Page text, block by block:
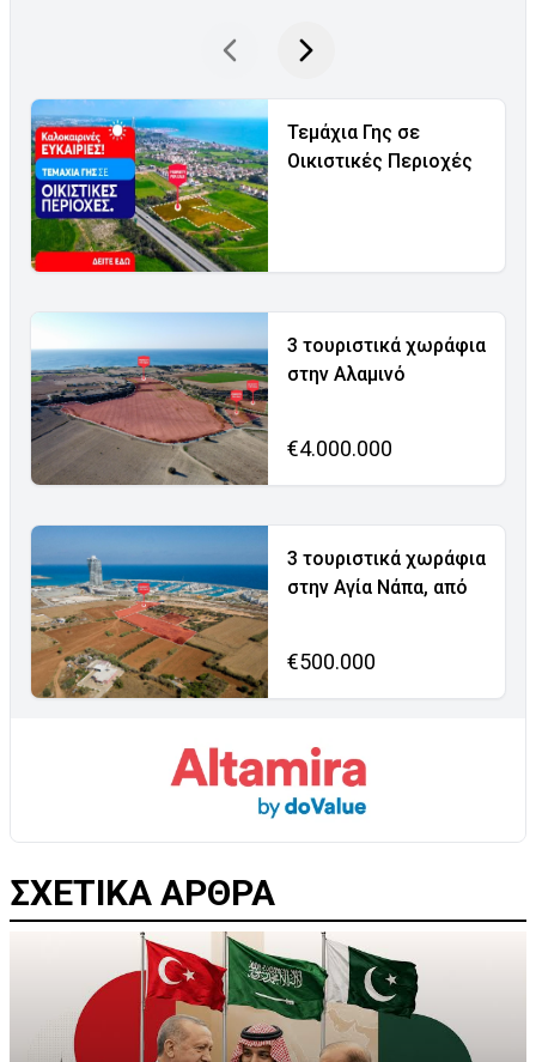
Τεμάχια Γης σε
Οικιστικές Περιοχές
3 τουριστικά χωράφια
στην Αλαμινό
€4.000.000
3 τουριστικά χωράφια
στην Αγία Νάπα, από
€500.000
ΣΧΕΤΙΚΑ ΑΡΘΡΑ